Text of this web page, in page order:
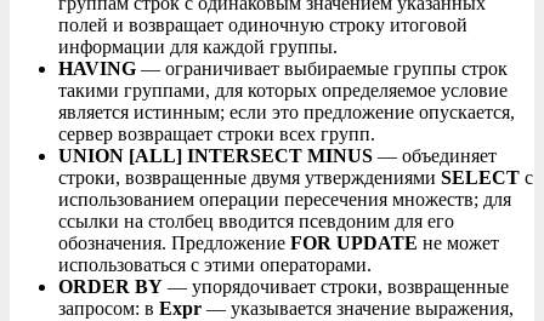
полей и возвращает одиночную строку итоговой
информации для каждой группы.
HAVING — ограничивает выбираемые группы строк
такими группами, для которых определяемое условие
является истинным; если это предложение опускается,
сервер возвращает строки всех групп.
UNION [ALL] INTERSECT MINUS — объединяет
строки, возвращенные двумя утверждениями SELECT с
использованием операции пересечения множеств; для
ссылки на столбец вводится псевдоним для его
обозначения. Предложение FOR UPDATE не может
использоваться с этими операторами.
ORDER BY — упорядочивает строки, возвращенные
запросом: в Expr — указывается значение выражения,